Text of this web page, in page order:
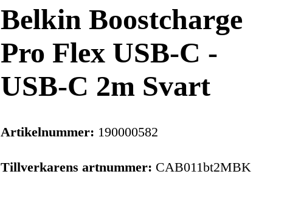
Belkin Boostcharge
Pro Flex USB-C -
USB-C 2m Svart
Artikelnummer: 190000582
Tillverkarens artnummer: CAB011bt2MBK